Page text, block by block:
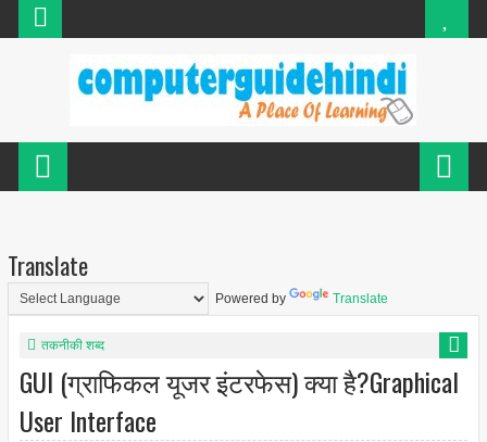
Translate
Powered by Translate
तकनीकी शब्द
GUI (ग्राफिकल यूजर इंटरफेस) क्या है?Graphical
User Interface